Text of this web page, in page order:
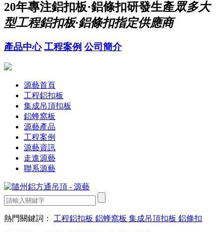
20年專注鋁扣板·鋁條扣研發生產眾多大
型工程鋁扣板·鋁條扣指定供應商
產品中心 工程案例 公司簡介
源藝首頁
工程鋁扣板
集成吊頂扣板
鋁蜂窩板
源藝產品
工程案例
源藝資訊
走進源藝
聯系源藝
熱門關鍵詞： 工程鋁扣板 鋁蜂窩板 集成吊頂扣板 鋁條扣